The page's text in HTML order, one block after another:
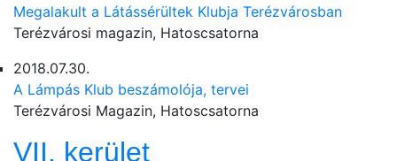
Megalakult a Látássérültek Klubja Terézvárosban
Terézvárosi magazin, Hatoscsatorna
2018.07.30.
A Lámpás Klub beszámolója, tervei
Terézvárosi Magazin, Hatoscsatorna
VII. kerület